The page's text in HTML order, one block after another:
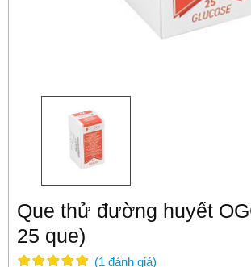
Que thử đường huyết
25 que)
(1 đánh giá)